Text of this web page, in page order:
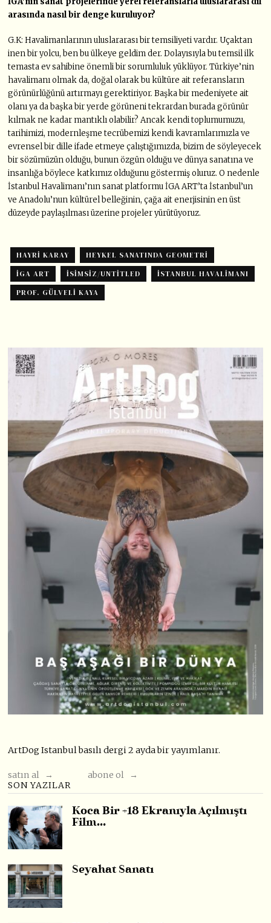
arasında nasıl bir denge kuruluyor?
G.K: Havalimanlarının uluslararası bir temsiliyeti vardır. Uçaktan
inen bir yolcu, ben bu ülkeye geldim der. Dolayısıyla bu temsil ilk
temasta ev sahibine önemli bir sorumluluk yüklüyor. Türkiye’nin
havalimanı olmak da, doğal olarak bu kültüre ait referansların
görünürlüğünü artırmayı gerektiriyor. Başka bir medeniyete ait
olanı ya da başka bir yerde görüneni tekrardan burada görünür
kılmak ne kadar mantıklı olabilir? Ancak kendi toplumumuzu,
tarihimizi, modernleşme tecrübemizi kendi kavramlarımızla ve
evrensel bir dille ifade etmeye çalıştığımızda, bizim de söyleyecek
bir sözümüzün olduğu, bunun özgün olduğu ve dünya sanatına ve
insanlığa böylece katkımız olduğunu göstermiş oluruz. O nedenle
İstanbul Havalimanı’nın sanat platformu İGA ART’ta İstanbul’un
ve Anadolu’nun kültürel belleğinin, çağa ait enerjisinin en üst
düzeyde paylaşılması üzerine projeler yürütüyoruz.
HAYRI KARAY
HEYKEL SANATINDA GEOMETRI
İGA ART
İSIMSIZ/UNTITLED
İSTANBUL HAVALIMANI
PROF. GÜLVELI KAYA
ArtDog Istanbul basılı dergi 2 ayda bir yayımlanır.
satın al →
abone ol →
SON YAZILAR
Koca Bir +18 Ekranıyla Açılmıştı
Film…
Seyahat Sanatı